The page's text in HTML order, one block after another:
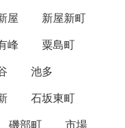
屋
新屋新町
峰
粟島町
池多
石坂東町